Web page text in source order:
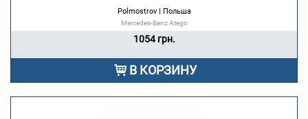
Polmostrov | Польша
Mercedes-Benz Atego
1054 грн.
В КОРЗИНУ